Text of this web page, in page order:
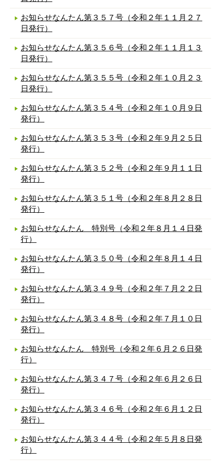
お知らせなんたん第３５７号（令和２年１１月２７
日発行）
お知らせなんたん第３５６号（令和２年１１月１３
日発行）
お知らせなんたん第３５５号（令和２年１０月２３
日発行）
お知らせなんたん第３５４号（令和２年１０月９日
発行）
お知らせなんたん第３５３号（令和２年９月２５日
発行）
お知らせなんたん第３５２号（令和２年９月１１日
発行）
お知らせなんたん第３５１号（令和２年８月２８日
発行）
お知らせなんたん 特別号（令和２年８月１４日発
行）
お知らせなんたん第３５０号（令和２年８月１４日
発行）
お知らせなんたん第３４９号（令和２年７月２２日
発行）
お知らせなんたん第３４８号（令和２年７月１０日
発行）
お知らせなんたん 特別号（令和２年６月２６日発
行）
お知らせなんたん第３４７号（令和２年６月２６日
発行）
お知らせなんたん第３４６号（令和２年６月１２日
発行）
お知らせなんたん第３４４号（令和２年５月８日発
行）